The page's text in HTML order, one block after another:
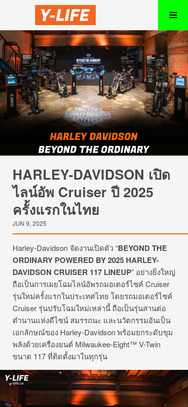
HARLEY-DAVIDSON เปิด
ไลน์อัพ Cruiser ปี 2025
ครั้งแรกในไทย
JUN 9, 2025
Harley-Davidson จัดงานเปิดตัว “BEYOND THE
ORDINARY POWERED BY 2025 HARLEY-
DAVIDSON CRUISER 117 LINEUP” อย่างยิ่งใหญ่
ถือเป็นการเผยโฉมไลน์อัพรถมอเตอร์ไซค์ Cruiser
รุ่นใหม่ครั้งแรกในประเทศไทย โดยรถมอเตอร์ไซค์
Cruiser รุ่นปรับโฉมใหม่เหล่านี้ ถือเป็นรุ่นสานต่อ
ตำนานแห่งดีไซน์ สมรรถนะ และนวัตกรรมอันเป็น
เอกลักษณ์ของ Harley-Davidson พร้อมยกระดับขุม
พลังด้วยเครื่องยนต์ Milwaukee-Eight™ V-Twin
ขนาด 117 ที่ติดตั้งมาในทุกรุ่น